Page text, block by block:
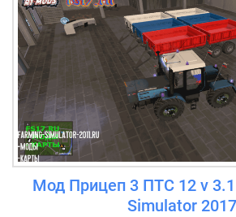
Мод Прицеп 3 ПТС 12 v
Simulator 2017